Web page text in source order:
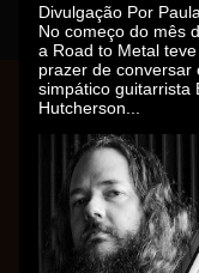
Divulgação Por
No começo do mês
a Road to Metal
prazer de conversar
simpático guitarrista
Hutcherson...